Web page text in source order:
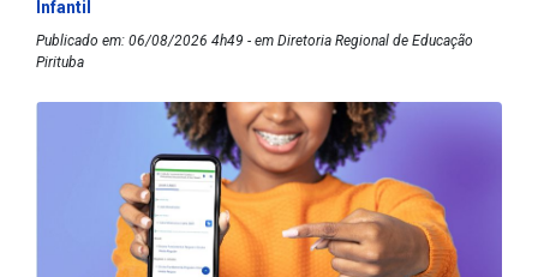
Infantil
Publicado em: 06/08/2026 4h49 - em Diretoria Regional de Educação
Pirituba